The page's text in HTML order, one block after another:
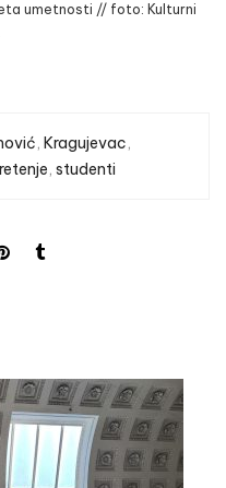
umetnosti // foto: Kulturni
, Kragujevac,
, studenti